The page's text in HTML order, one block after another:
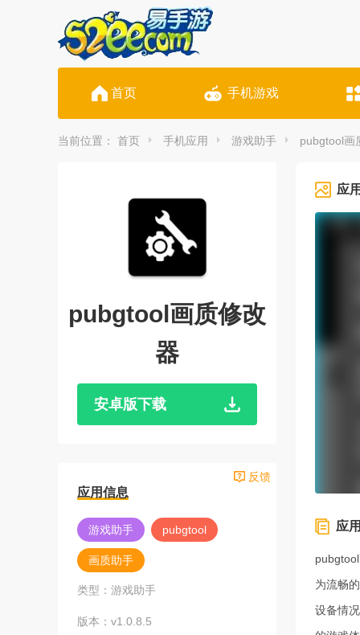
首页 手机游戏
当前位置： 首页 手机应用 游戏助手 pubgtool画
pubgtool画质修改
器
安卓版下载
应用信息
反馈
游戏助手 pubgtool
画质助手
类型： 游戏助手
版本： v1.0.8.5
应
应
为流畅
设备情